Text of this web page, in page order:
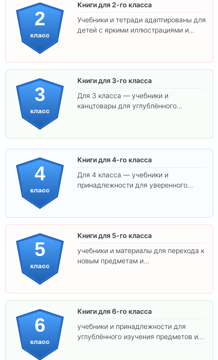
2
класс
Книги для 2-го класса
Учебники и тетради адаптированы для
детей с яркими иллюстрациями и
3
класс
Книги для 3-го класса
Для 3 класса — учебники и
канцтовары для углублённого
4
класс
Книги для 4-го класса
Для 4 класса — учебники и
принадлежности для уверенного
5
класс
Книги для 5-го класса
учебники и материалы для перехода к
новым предметам и
6
класс
Книги для 6-го класса
учебники и принадлежности для
углублённого изучения предметов и